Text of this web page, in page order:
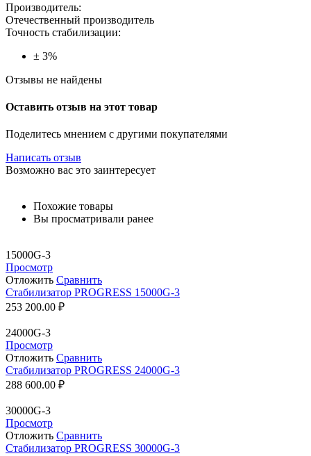
Производитель:
Отечественный производитель
Точность стабилизации:
± 3%
Отзывы не найдены
Оставить отзыв на этот товар
Поделитесь мнением с другими покупателями
Написать отзыв
Возможно вас это заинтересует
Похожие товары
Вы просматривали ранее
15000G-3
Просмотр
Отложить Сравнить
Стабилизатор PROGRESS 15000G-3
253 200.00 ₽
24000G-3
Просмотр
Отложить Сравнить
Стабилизатор PROGRESS 24000G-3
288 600.00 ₽
30000G-3
Просмотр
Отложить Сравнить
Стабилизатор PROGRESS 30000G-3